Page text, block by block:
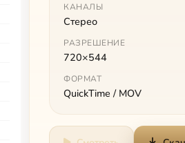
КАНАЛЫ
Стерео
РАЗРЕШЕНИЕ
720×544
ФОРМАТ
QuickTime / MOV